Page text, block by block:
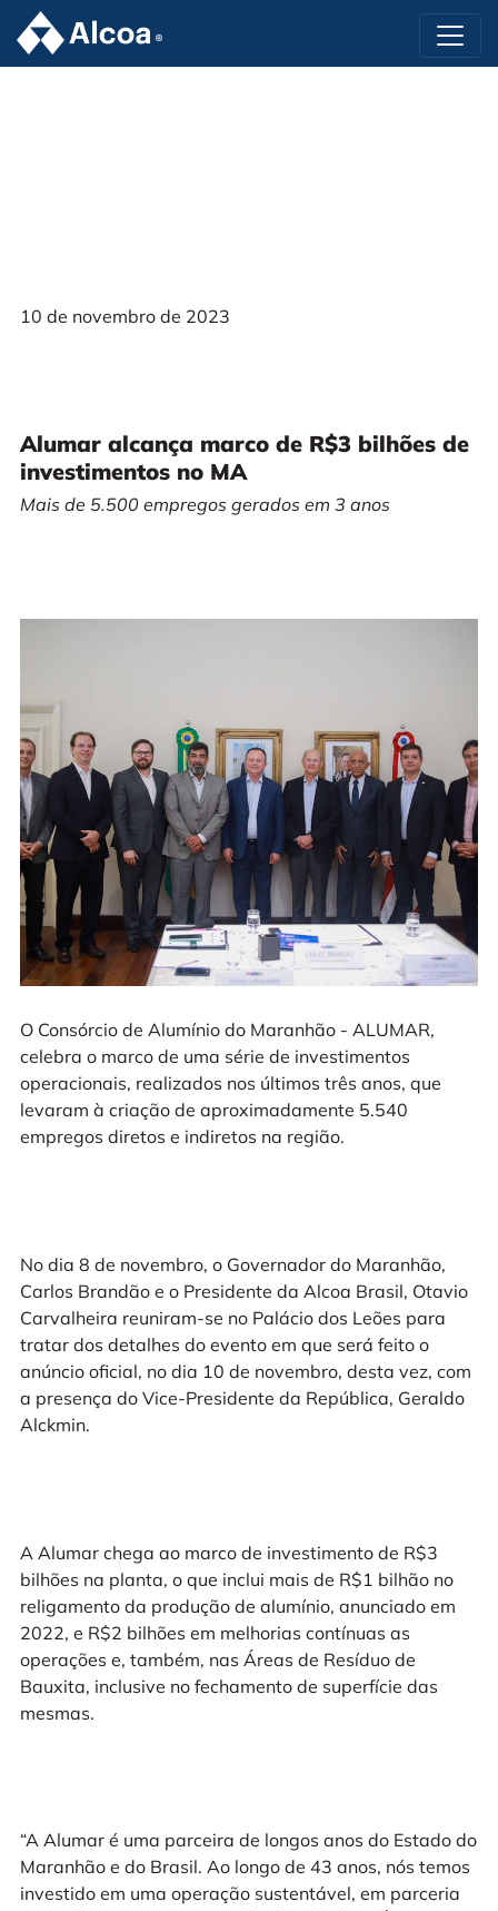
10 de novembro de 2023
Alumar alcança marco de R$3 bilhões de
investimentos no MA
Mais de 5.500 empregos gerados em 3 anos
O Consórcio de Alumínio do Maranhão - ALUMAR,
celebra o marco de uma série de investimentos
operacionais, realizados nos últimos três anos, que
levaram à criação de aproximadamente 5.540
empregos diretos e indiretos na região.
No dia 8 de novembro, o Governador do Maranhão,
Carlos Brandão e o Presidente da Alcoa Brasil, Otavio
Carvalheira reuniram-se no Palácio dos Leões para
tratar dos detalhes do evento em que será feito o
anúncio oficial, no dia 10 de novembro, desta vez, com
a presença do Vice-Presidente da República, Geraldo
Alckmin.
A Alumar chega ao marco de investimento de R$3
bilhões na planta, o que inclui mais de R$1 bilhão no
religamento da produção de alumínio, anunciado em
2022, e R$2 bilhões em melhorias contínuas as
operações e, também, nas Áreas de Resíduo de
Bauxita, inclusive no fechamento de superfície das
mesmas.
“A Alumar é uma parceira de longos anos do Estado do
Maranhão e do Brasil. Ao longo de 43 anos, nós temos
investido em uma operação sustentável, em parceria